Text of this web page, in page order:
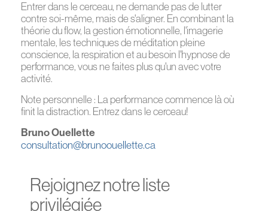
Entrer dans le cerceau, ne demande pas de lutter
contre soi-même, mais de s'aligner. En combinant la
théorie du flow, la gestion émotionnelle, l'imagerie
mentale, les techniques de méditation pleine
conscience, la respiration et au besoin l'hypnose de
performance, vous ne faites plus qu'un avec votre
activité.
Note personnelle : La performance commence là où
finit la distraction. Entrez dans le cerceau!
Bruno Ouellette
consultation@brunoouellette.ca
Rejoignez notre liste
privilégiée